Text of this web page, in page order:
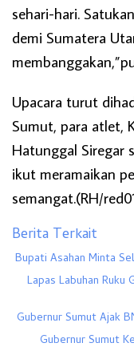
sehari-hari.
demi Sumatera
Upacara turut
Sumut, para atlet,
Hatunggal Siregar
ikut meramaikan
semangat.(RH/
Berita Terkait
Bupati Asahan Minta
Lapas Labuhan
Gubernur Sumut Ajak
Gubernur Sumut